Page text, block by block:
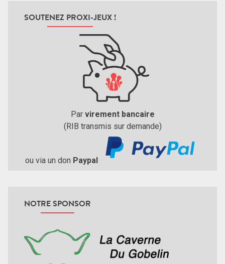
SOUTENEZ PROXI-JEUX !
Par virement bancaire
(RIB transmis sur demande)
ou via un don Paypal
NOTRE SPONSOR